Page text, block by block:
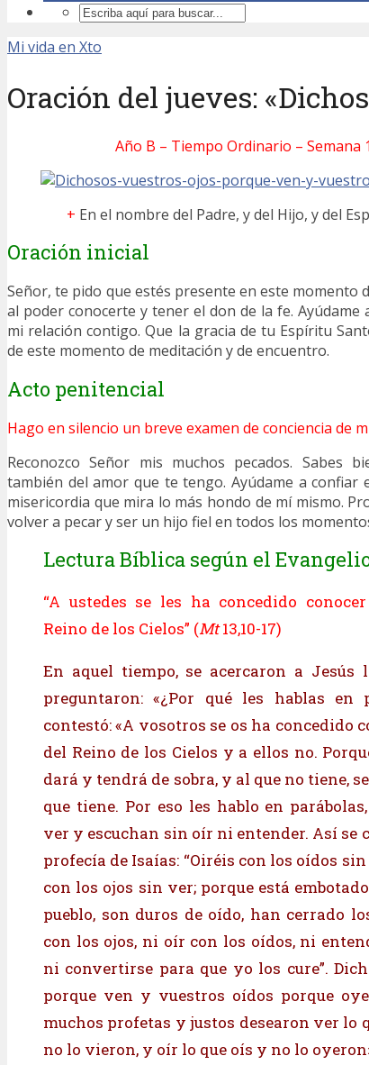
Mi vida en Xto
Oración del jueves:
Año B – Tiempo Ordinario – Semana
+ En el nombre del Padre, y del Hijo, y del
Oración inicial
Señor, te pido que estés presente en este momento
al poder conocerte y tener el don de la fe. Ayúdame
mi relación contigo. Que la gracia de tu Espíritu
de este momento de meditación y de encuentro.
Acto penitencial
Hago en silencio un breve examen de conciencia de
Reconozco Señor mis muchos pecados. Sabes
también del amor que te tengo. Ayúdame a
misericordia que mira lo más hondo de mí mismo.
volver a pecar y ser un hijo fiel en todos los
Lectura Bíblica según el
“A ustedes se les ha concedido
Reino de los Cielos” (Mt13,10-17)
En aquel tiempo, se acercaron a
preguntaron: «¿Por qué les hablas en
contestó: «A vosotros se os ha concedido
del Reino de los Cielos y a ellos no.
dará y tendrá de sobra, y al que no tiene,
que tiene. Por eso les hablo en
ver y escuchan sin oír ni entender. Así se
profecía de Isaías: “Oiréis con los oídos
con los ojos sin ver; porque está
pueblo, son duros de oído, han cerrado
con los ojos, ni oír con los oídos, ni
ni convertirse para que yo los cure”.
porque ven y vuestros oídos porque
muchos profetas y justos desearon ver lo
no lo vieron, y oír lo que oís y no lo